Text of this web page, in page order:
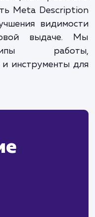
важную
с поисковых
как
Meta
и инструменты